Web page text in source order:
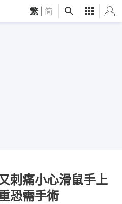
繁 简
刺痛小心滑鼠手上
恐需手術